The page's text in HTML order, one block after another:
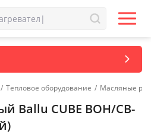
/ Тепловое оборудование / Масляные
Ballu CUBE BOH/CB-